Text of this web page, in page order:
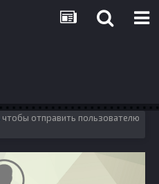
чтобы отправить пользователю